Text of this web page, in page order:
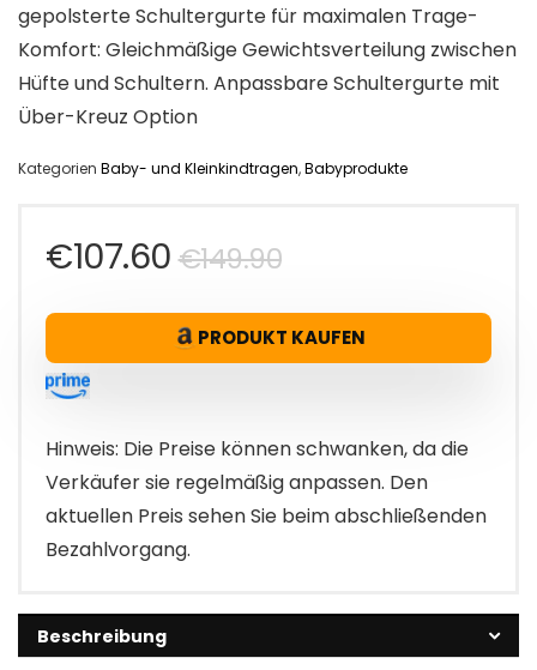
gepolsterte Schultergurte für maximalen Trage-
Komfort: Gleichmäßige Gewichtsverteilung zwischen
Hüfte und Schultern. Anpassbare Schultergurte mit
Über-Kreuz Option
Kategorien Baby- und Kleinkindtragen,Babyprodukte
€149.90Ursprünglicher
Preis
war:
€107.60
Aktueller
Preis
ist:
PRODUKT KAUFEN
Hinweis: Die Preise können schwanken, da die
Verkäufer sie regelmäßig anpassen. Den
aktuellen Preis sehen Sie beim abschließenden
Bezahlvorgang.
Beschreibung